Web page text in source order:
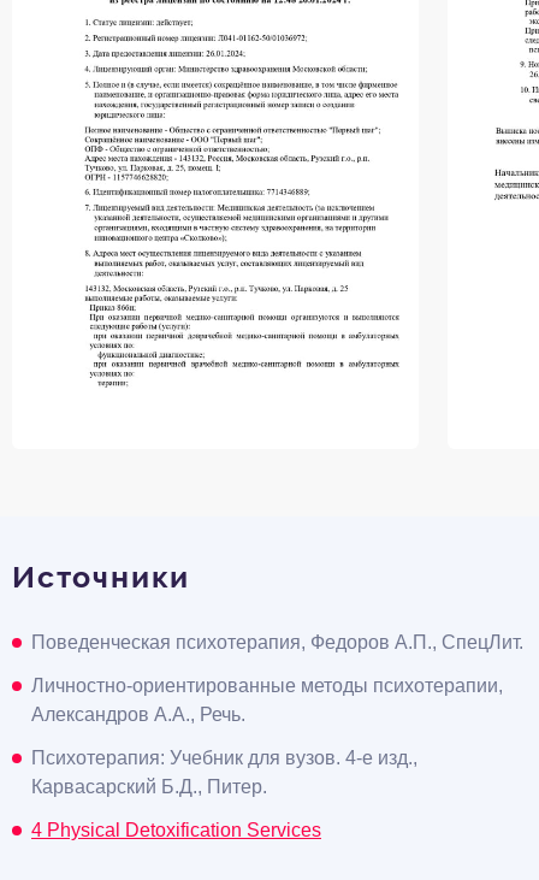
Источники
Поведенческая психотерапия, Федоров А.П., СпецЛит.
Личностно-ориентированные методы психотерапии,
Александров А.А., Речь.
Психотерапия: Учебник для вузов. 4-е изд.,
Карвасарский Б.Д., Питер.
4 Physical Detoxification Services